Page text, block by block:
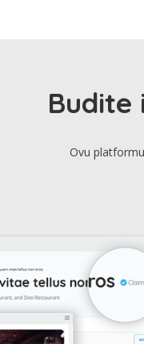
Budite
Ovu